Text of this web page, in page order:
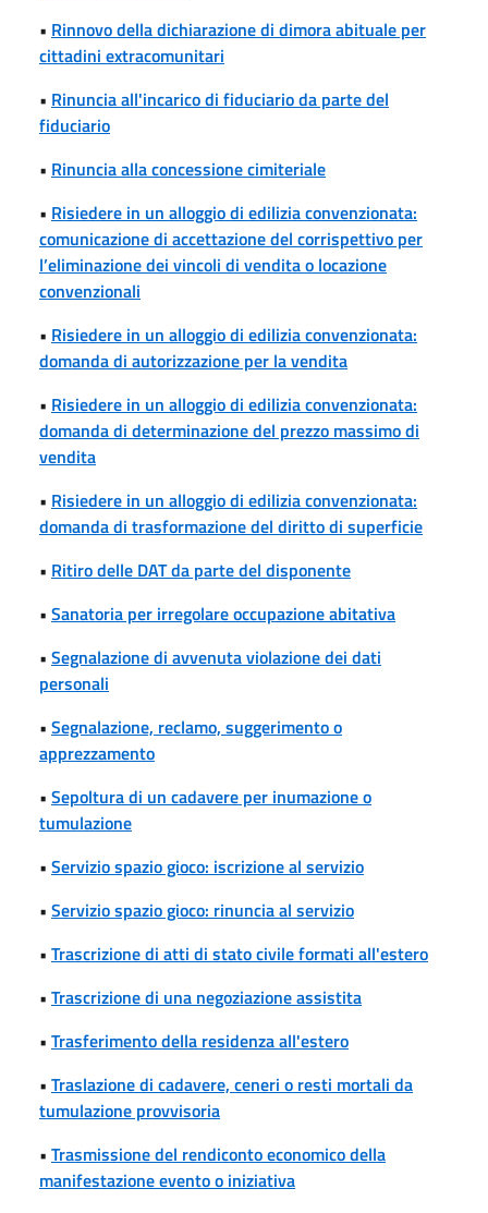
• Rinnovo della dichiarazione di dimora abituale per
cittadini extracomunitari
• Rinuncia all'incarico di fiduciario da parte del
fiduciario
• Rinuncia alla concessione cimiteriale
• Risiedere in un alloggio di edilizia convenzionata:
comunicazione di accettazione del corrispettivo per
l’eliminazione dei vincoli di vendita o locazione
convenzionali
• Risiedere in un alloggio di edilizia convenzionata:
domanda di autorizzazione per la vendita
• Risiedere in un alloggio di edilizia convenzionata:
domanda di determinazione del prezzo massimo di
vendita
• Risiedere in un alloggio di edilizia convenzionata:
domanda di trasformazione del diritto di superficie
• Ritiro delle DAT da parte del disponente
• Sanatoria per irregolare occupazione abitativa
• Segnalazione di avvenuta violazione dei dati
personali
• Segnalazione, reclamo, suggerimento o
apprezzamento
• Sepoltura di un cadavere per inumazione o
tumulazione
• Servizio spazio gioco: iscrizione al servizio
• Servizio spazio gioco: rinuncia al servizio
• Trascrizione di atti di stato civile formati all'estero
• Trascrizione di una negoziazione assistita
• Trasferimento della residenza all'estero
• Traslazione di cadavere, ceneri o resti mortali da
tumulazione provvisoria
• Trasmissione del rendiconto economico della
manifestazione evento o iniziativa